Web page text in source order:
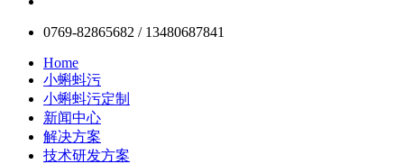
0769-82865682 / 13480687841
Home
小蝌蚪污
小蝌蚪污定制
新闻中心
解决方案
技术研发方案